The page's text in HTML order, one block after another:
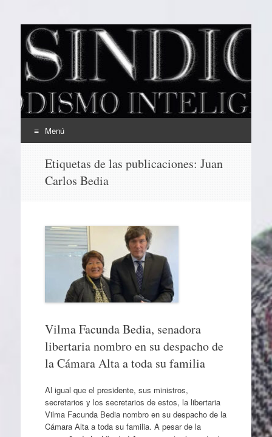
EL SINDICAL
Periodismo Inteligente
Menú
contenido
Etiquetas de las publicaciones: Juan
Carlos Bedia
Vilma Facunda Bedia, senadora
libertaria nombro en su despacho de
la Cámara Alta a toda su familia
Al igual que el presidente, sus ministros,
secretarios y los secretarios de estos, la libertaria
Vilma Facunda Bedia nombro en su despacho de la
Cámara Alta a toda su familia. A pesar de la